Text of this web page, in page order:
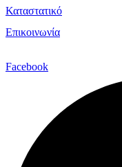
Καταστατικό
Επικοινωνία
Facebook